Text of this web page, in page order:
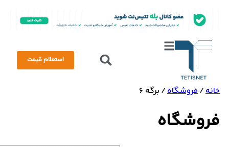
استعلام قیمت
خانه/فروشگاه/ برگه 6
فروشگاه